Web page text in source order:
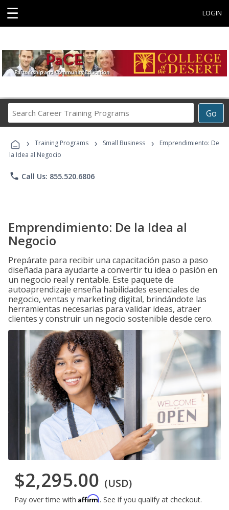
☰ LOGIN
Go
Career
Programs
› Training Programs › Small Business ›
Emprendimiento: De
la Idea al Negocio
phone Call Us: 855.520.6806
Emprendimiento: De la Idea al
Negocio
Prepárate para recibir una capacitación paso a paso
diseñada para ayudarte a convertir tu idea o pasión en
un negocio real y rentable. Este paquete de
autoaprendizaje enseña habilidades esenciales de
negocio, ventas y marketing digital, brindándote las
herramientas necesarias para validar ideas, atraer
clientes y construir un negocio sostenible desde cero.
$2,295.00 (USD)
Pay over time with Affirm. See if you qualify at checkout.